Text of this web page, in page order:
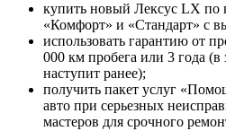
купить новый Лексус LX по
«Комфорт» и «Стандарт» с
использовать гарантию от
000 км пробега или 3 года (в
наступит ранее);
получить пакет услуг
авто при серьезных
мастеров для срочного